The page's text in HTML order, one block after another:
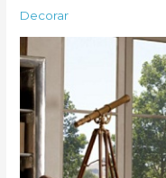
Decorar